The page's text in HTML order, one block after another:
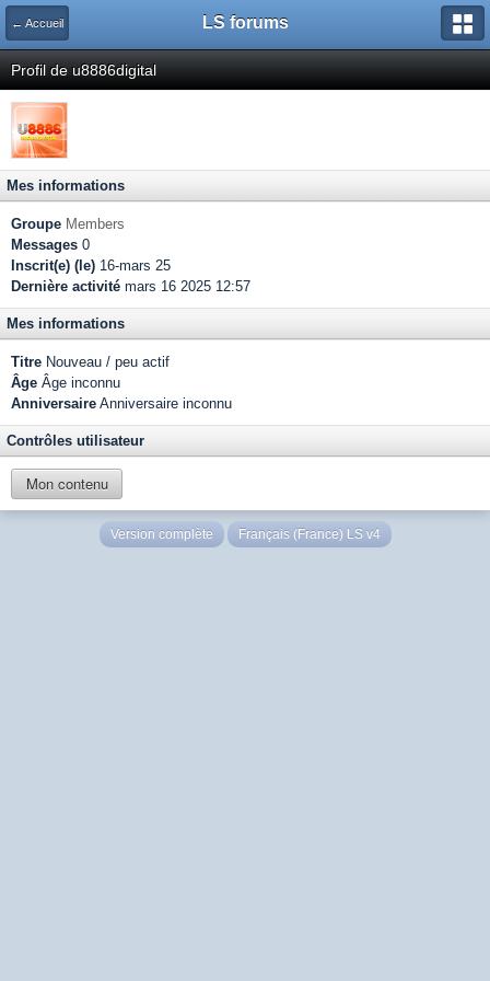
← Accueil LS forums
Profil de u8886digital
Mes informations
Groupe Members
Messages 0
Inscrit(e) (le) 16-mars 25
Dernière activité mars 16 2025 12:57
Mes informations
Titre Nouveau / peu actif
Âge Âge inconnu
Anniversaire Anniversaire inconnu
Contrôles utilisateur
Mon contenu
Version complète Français (France) LS v4